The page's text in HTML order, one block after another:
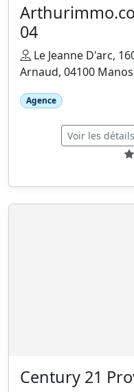
04
Le Jeanne D'arc,
Arnaud, 04100
Agence
Voir les détails
Century 21